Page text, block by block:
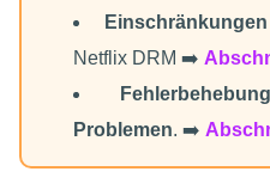
Netflix DRM ➡️
Problemen. ➡️